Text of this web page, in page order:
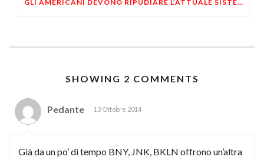
GLI AMERICANI DEVONO RIPUDIARE L’ATTUALE SISTEMA MONETARIO A BANCA CENTRALE
SHOWING 2 COMMENTS
Pedante 13 Ottobre 2014
Già da un po’ di tempo BNY, JNK, BKLN offrono un’altra